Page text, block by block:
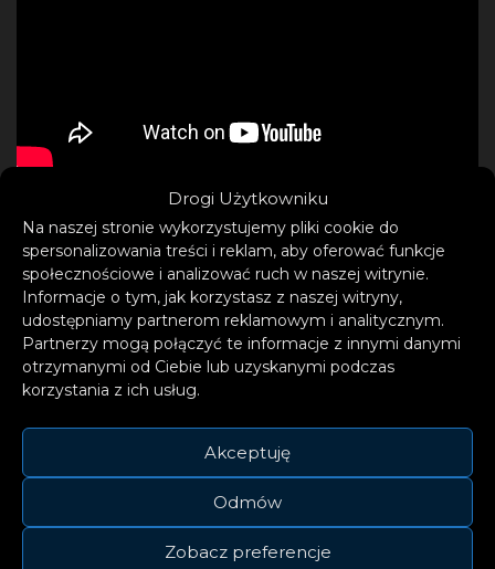
Drogi Użytkowniku
Na naszej stronie wykorzystujemy pliki cookie do
spersonalizowania treści i reklam, aby oferować funkcje
społecznościowe i analizować ruch w naszej witrynie.
Informacje o tym, jak korzystasz z naszej witryny,
udostępniamy partnerom reklamowym i analitycznym.
Partnerzy mogą połączyć te informacje z innymi danymi
otrzymanymi od Ciebie lub uzyskanymi podczas
korzystania z ich usług.
Akceptuję
Odmów
Zobacz preferencje
Trzykrotni zdobywcy Grammy Pentatonix to
jedna z najbardziej innowacyjnych,
pomysłowych i niepowtarzalnych grup
wokalnych. Sprzedała ponad 10 milionów
albumów i wystąpiła dla setek tysięcy fanów
świecie. Ma na swoim koncie dwa albumy #1
na liście Billboardu – złoty album z 2015 roku i
dwukrotnie platynowy „A Pentatonix
Christmas”.